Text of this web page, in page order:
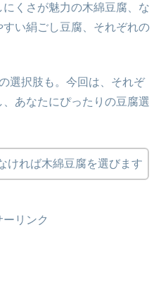
くさが魅力の木綿豆腐、な
い絹ごし豆腐、それぞれの
選択肢も。今回は、それぞ
あなたにぴったりの豆腐選
ければ木綿豆腐を選びます
ーリンク